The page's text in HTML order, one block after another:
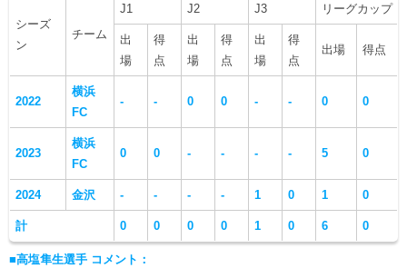
シーズ
ン
チーム
J1 J2 J3 リーグカップ
出
場
得
点
出
場
得
点
出
場
得
点
出場 得点
2022
横浜
FC
- - 0 0 - - 0 0
2023
横浜
FC
0 0 - - - - 5 0
2024 金沢 - - - - 1 0 1 0
計 0 0 0 0 1 0 6 0
■高塩隼生選手 コメント：